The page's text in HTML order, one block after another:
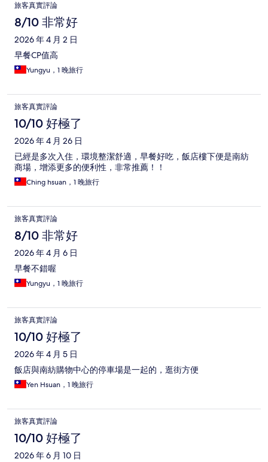
旅客真實評論
8/10 非常好
2026 年 4 月 2 日
早餐CP值高
Yungyu，1 晚旅行
旅客真實評論
10/10 好極了
2026 年 4 月 26 日
已經是多次入住，環境整潔舒適，早餐好吃，飯店樓下便是南紡
商場，增添更多的便利性，非常推薦！！
Ching hsuan，1 晚旅行
旅客真實評論
8/10 非常好
2026 年 4 月 6 日
早餐不錯喔
Yungyu，1 晚旅行
旅客真實評論
10/10 好極了
2026 年 4 月 5 日
飯店與南紡購物中心的停車場是一起的，逛街方便
Yen Hsuan，1 晚旅行
旅客真實評論
10/10 好極了
2026 年 6 月 10 日